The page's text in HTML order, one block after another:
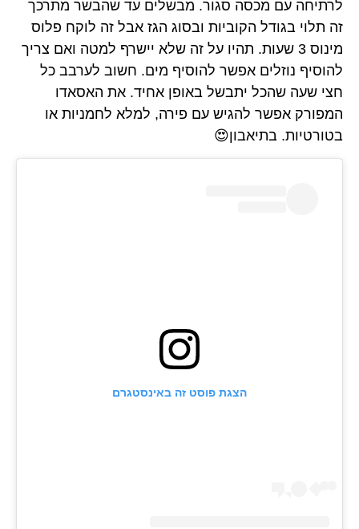
לרתיחה עם מכסה סגור. מבשלים עד שהבשר מתרכך
זה תלוי בגודל הקוביות ובסוג הגז אבל זה לוקח פלוס
מינוס 3 שעות. תהיו על זה שלא יישרף למטה ואם צריך
להוסיף נוזלים אפשר להוסיף מים. חשוב לערבב כל
חצי שעה שהכל יתבשל באופן אחיד. את האסאדו
המפורק אפשר להגיש עם פירה, למלא לחמניות או
בטורטיות. בתיאבון😍
הצגת פוסט זה באינסטגרם